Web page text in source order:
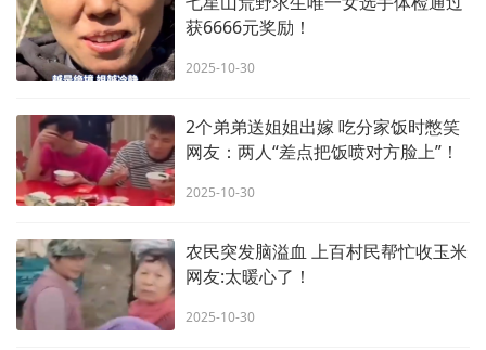
获6666元奖励！
2025-10-30
2个弟弟送姐姐出嫁 吃分家饭时憋笑
网友：两人“差点把饭喷对方脸上”！
2025-10-30
农民突发脑溢血 上百村民帮忙收玉米
网友:太暖心了！
2025-10-30